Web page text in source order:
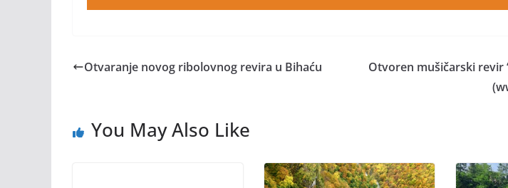
Otvaranje novog ribolovnog revira u Bihaću
Otvoren mušičarski revir
You May Also Like